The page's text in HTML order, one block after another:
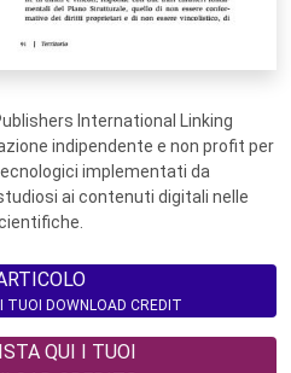
International Linking
indipendente e non profit per
implementati da
ai contenuti digitali nelle
TUOI DOWNLOAD CREDIT
QUI I TUOI